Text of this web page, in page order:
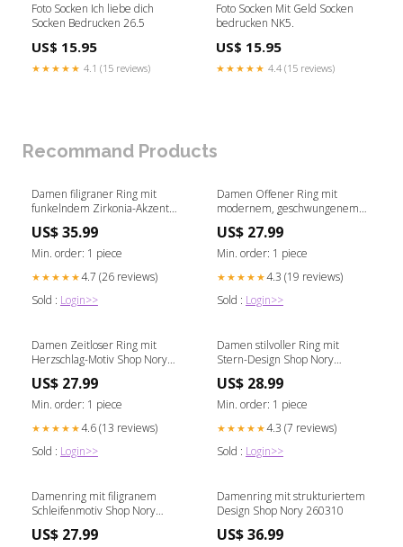
Foto Socken Ich liebe dich
Socken Bedrucken 26.5
US$ 15.95
★★★★★ 4.1 (15 reviews)
Foto Socken Mit Geld Socken
bedrucken NK5.
US$ 15.95
★★★★★ 4.4 (15 reviews)
Recommand Products
Damen filigraner Ring mit
funkelndem Zirkonia-Akzent
US$ 35.99
Min. order: 1 piece
★★★★★4.7 (26 reviews)
Sold : Login>>
Damen Offener Ring mit
modernem, geschwungenem
US$ 27.99
Min. order: 1 piece
★★★★★4.3 (19 reviews)
Sold : Login>>
Damen Zeitloser Ring mit
Herzschlag-Motiv Shop Nory
US$ 27.99
Min. order: 1 piece
★★★★★4.6 (13 reviews)
Sold : Login>>
Damen stilvoller Ring mit
Stern-Design Shop Nory
US$ 28.99
Min. order: 1 piece
★★★★★4.3 (7 reviews)
Sold : Login>>
Damenring mit filigranem
Schleifenmotiv Shop Nory
US$ 27.99
Damenring mit strukturiertem
Design Shop Nory 260310
US$ 36.99